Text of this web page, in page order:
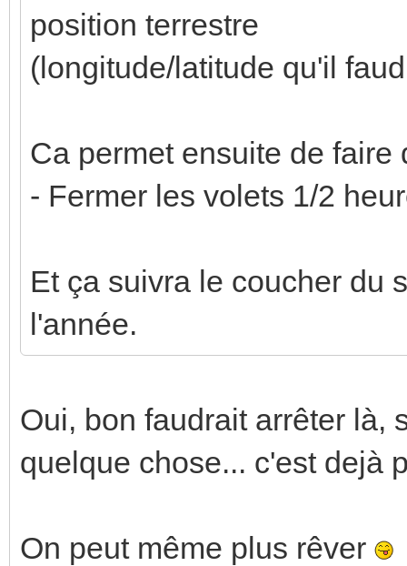
position terrestre
(longitude/latitude qu'il
Ca permet ensuite de faire
- Fermer les volets 1/2
Et ça suivra le coucher du
l'année.
Oui, bon faudrait arrêter là,
quelque chose... c'est dejà
On peut même plus rêver